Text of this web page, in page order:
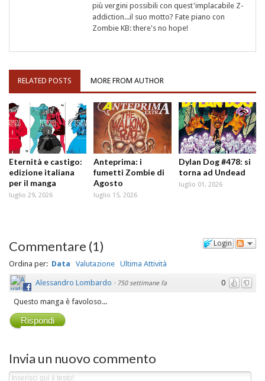
più vergini possibili con quest'implacabile Z-
addiction...il suo motto? Fate piano con
Zombie KB: there's no hope!
RELATED POSTS MORE FROM AUTHOR
Eternità e castigo:
edizione italiana
per il manga
luglio 29, 2026
Anteprima: i
fumetti Zombie di
Agosto
luglio 15, 2026
Dylan Dog #478: si
torna ad Undead
luglio 01, 2026
Login
Commentare (1)
Ordina per: Data Valutazione Ultima Attività
0
Alessandro Lombardo · 750 settimane fa
Questo manga è favoloso...
Rispondi
Invia un nuovo commento